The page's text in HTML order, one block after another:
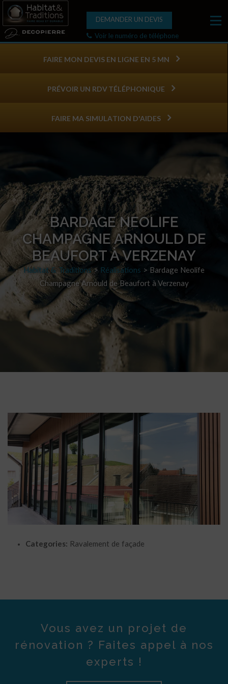
DEMANDER UN DEVIS
Voir le numéro de téléphone
FAIRE MON DEVIS EN LIGNE EN 5 MN
PRÉVOIR UN RDV TÉLÉPHONIQUE
FAIRE MA SIMULATION D'AIDES
BARDAGE NEOLIFE
CHAMPAGNE ARNOULD DE
BEAUFORT À VERZENAY
Habitat & Traditions > Réalisations > Bardage Neolife
Champagne Arnould de Beaufort à Verzenay
Categories: Ravalement de façade
Vous avez un projet de
rénovation ? Faites appel à nos
experts !